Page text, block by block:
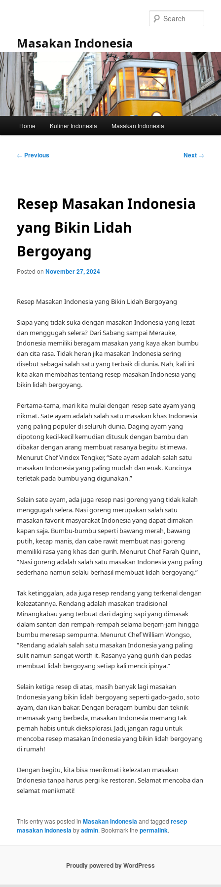
Masakan Indonesia
Home Kuliner Indonesia Masakan Indonesia
Post
← Previous Next →
Resep Masakan Indonesia
yang Bikin Lidah
Bergoyang
Posted onNovember 27, 2024
Resep Masakan Indonesia yang Bikin Lidah Bergoyang
Siapa yang tidak suka dengan masakan Indonesia yang lezat
dan menggugah selera? Dari Sabang sampai Merauke,
Indonesia memiliki beragam masakan yang kaya akan bumbu
dan cita rasa. Tidak heran jika masakan Indonesia sering
disebut sebagai salah satu yang terbaik di dunia. Nah, kali ini
kita akan membahas tentang resep masakan Indonesia yang
bikin lidah bergoyang.
Pertama-tama, mari kita mulai dengan resep sate ayam yang
nikmat. Sate ayam adalah salah satu masakan khas Indonesia
yang paling populer di seluruh dunia. Daging ayam yang
dipotong kecil-kecil kemudian ditusuk dengan bambu dan
dibakar dengan arang membuat rasanya begitu istimewa.
Menurut Chef Vindex Tengker, “Sate ayam adalah salah satu
masakan Indonesia yang paling mudah dan enak. Kuncinya
terletak pada bumbu yang digunakan.”
Selain sate ayam, ada juga resep nasi goreng yang tidak kalah
menggugah selera. Nasi goreng merupakan salah satu
masakan favorit masyarakat Indonesia yang dapat dimakan
kapan saja. Bumbu-bumbu seperti bawang merah, bawang
putih, kecap manis, dan cabe rawit membuat nasi goreng
memiliki rasa yang khas dan gurih. Menurut Chef Farah Quinn,
“Nasi goreng adalah salah satu masakan Indonesia yang paling
sederhana namun selalu berhasil membuat lidah bergoyang.”
Tak ketinggalan, ada juga resep rendang yang terkenal dengan
kelezatannya. Rendang adalah masakan tradisional
Minangkabau yang terbuat dari daging sapi yang dimasak
dalam santan dan rempah-rempah selama berjam-jam hingga
bumbu meresap sempurna. Menurut Chef William Wongso,
“Rendang adalah salah satu masakan Indonesia yang paling
sulit namun sangat worth it. Rasanya yang gurih dan pedas
membuat lidah bergoyang setiap kali mencicipinya.”
Selain ketiga resep di atas, masih banyak lagi masakan
Indonesia yang bikin lidah bergoyang seperti gado-gado, soto
ayam, dan ikan bakar. Dengan beragam bumbu dan teknik
memasak yang berbeda, masakan Indonesia memang tak
pernah habis untuk dieksplorasi. Jadi, jangan ragu untuk
mencoba resep masakan Indonesia yang bikin lidah bergoyang
di rumah!
Dengan begitu, kita bisa menikmati kelezatan masakan
Indonesia tanpa harus pergi ke restoran. Selamat mencoba dan
selamat menikmati!
This entry was posted inMasakan Indonesiaand taggedresep
masakan indonesiabyadmin. Bookmark thepermalink.
Proudly powered by WordPress